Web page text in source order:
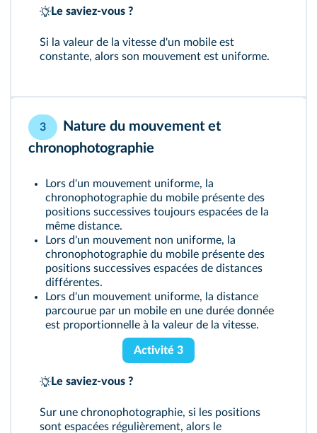
Le saviez-vous ?
Si la valeur de la vitesse d'un mobile est
constante, alors son mouvement est uniforme.
3
Nature du mouvement et
chronophotographie
Lors d'un mouvement uniforme, la
chronophotographie du mobile présente des
positions successives toujours espacées de la
même distance.
Lors d'un mouvement non uniforme, la
chronophotographie du mobile présente des
positions successives espacées de distances
différentes.
Lors d'un mouvement uniforme, la distance
parcourue par un mobile en une durée donnée
est proportionnelle à la valeur de la vitesse.
Activité 3
Le saviez-vous ?
Sur une chronophotographie, si les positions
sont espacées régulièrement, alors le